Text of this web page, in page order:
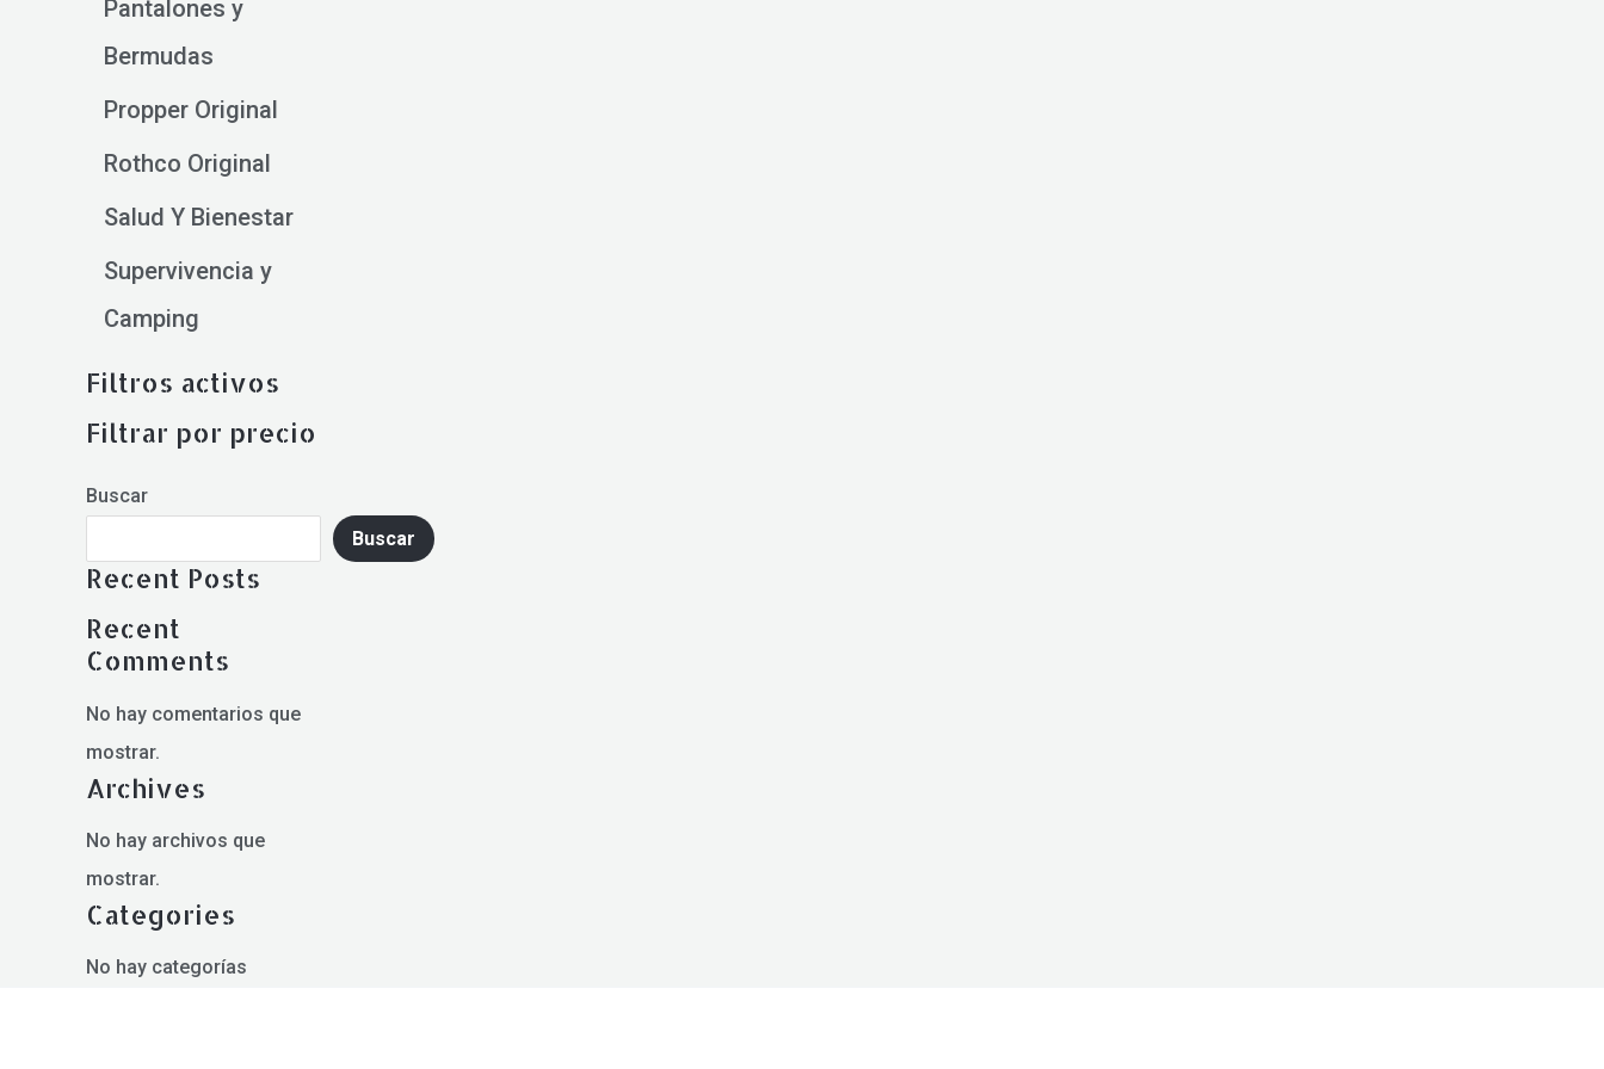
Pantalones y
Bermudas
Propper Original
Rothco Original
Salud Y Bienestar
Supervivencia y
Camping
Filtros activos
Filtrar por precio
Buscar
Buscar
Recent Posts
Recent
Comments
No hay comentarios que
mostrar.
Archives
No hay archivos que
mostrar.
Categories
No hay categorías